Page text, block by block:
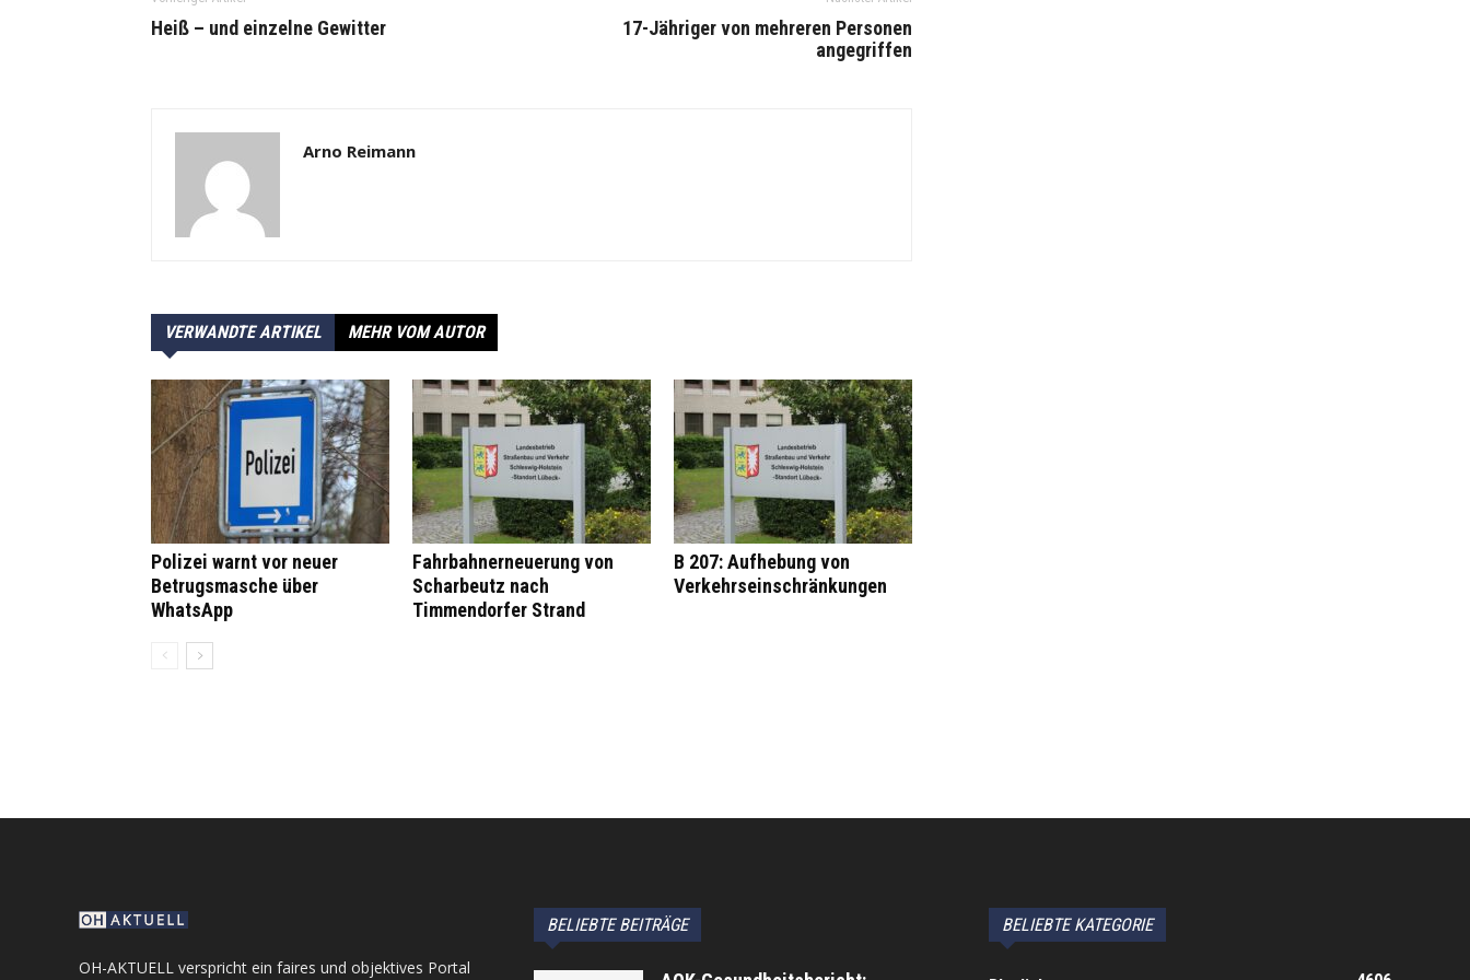
Heiß – und einzelne Gewitter
17-Jähriger von mehreren Personen
angegriffen
Arno Reimann
VERWANDTE ARTIKEL MEHR VOM AUTOR
Polizei warnt vor neuer
Betrugsmasche über
WhatsApp
Fahrbahnerneuerung von
Scharbeutz nach
Timmendorfer Strand
B 207: Aufhebung von
Verkehrseinschränkungen
OH-AKTUELL verspricht ein faires und objektives Portal
BELIEBTE BEITRÄGE BELIEBTE KATEGORIE